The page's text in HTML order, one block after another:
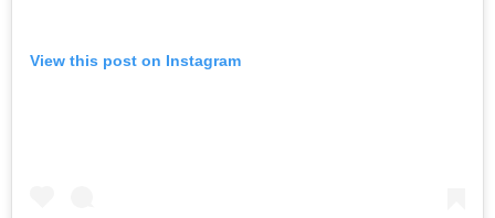
View this post on Instagram